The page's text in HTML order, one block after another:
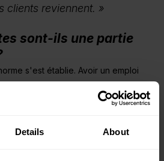
Details About
clients reviennent. »
sont-ils une partie
s'est établie. Avoir un emploi
une connotation négative par le
cela a complètement
un emploi supplémentaire. Par